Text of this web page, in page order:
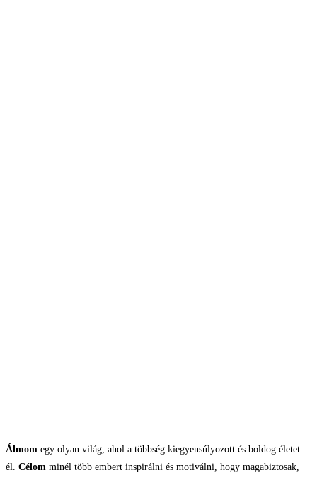
Álmom egy olyan világ, ahol a többség kiegyensúlyozott és boldog életet
él. Célom minél több embert inspirálni és motiválni, hogy magabiztosak,